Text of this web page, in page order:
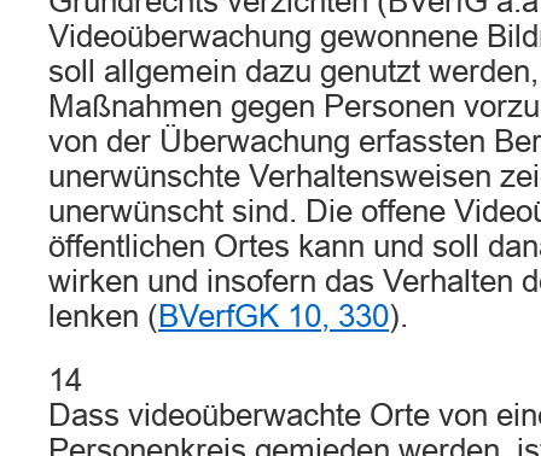
Videoüberwachung gewonnene
soll allgemein dazu genutzt
Maßnahmen gegen Personen
von der Überwachung erfassten
unerwünschte Verhaltensweisen
unerwünscht sind. Die offene
öffentlichen Ortes kann und soll
wirken und insofern das Verhalten
lenken (BVerfGK 10, 330).
14
Dass videoüberwachte Orte von